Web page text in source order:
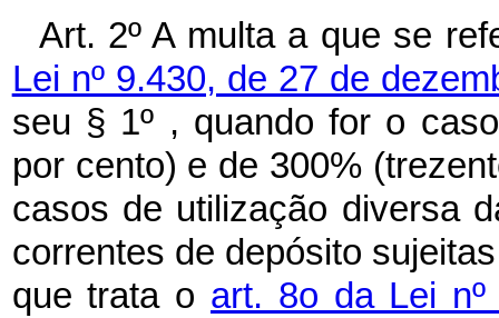
Art. 2º A multa a que se
Lei nº 9.430, de 27 de
seu § 1º , quando for o
por cento) e de 300%
casos de utilização diversa
correntes de depósito
que trata o art. 8o da Lei